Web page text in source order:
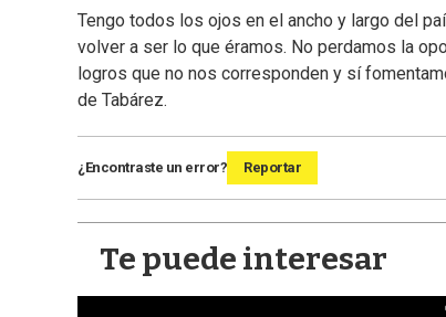
Tengo todos los ojos en el ancho y largo del
volver a ser lo que éramos. No perdamos la
logros que no nos corresponden y sí
de Tabárez.
¿Encontraste un error? Reportar
Te puede interesar